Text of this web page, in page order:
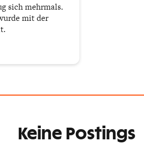
sich mehrmals.
mit der
Keine Postings